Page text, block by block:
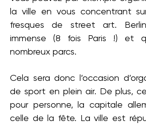
la ville en vous concentrant
fresques de street art.
immense (8 fois Paris !) et
nombreux parcs.
Cela sera donc l’occasion
de sport en plein air. De plus,
pour personne, la capitale
celle de la fête. La ville est